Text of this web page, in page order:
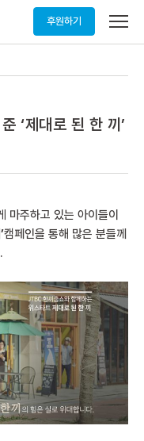
후원하기
메
열
‘제대로 된 한 끼’
마주하고 있는 아이들이
캠페인을 통해 많은 분들께